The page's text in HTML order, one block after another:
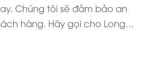
Chúng tôi sẽ đảm bảo an
hàng. Hãy gọi cho Long